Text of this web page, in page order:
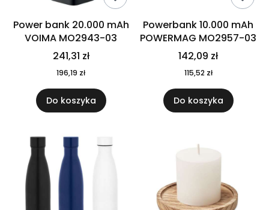
Power bank 20.000 mAh
VOIMA MO2943-03
241,31 zł
196,19 zł
Do koszyka
Powerbank 10.000 mAh
POWERMAG MO2957-03
142,09 zł
115,52 zł
Do koszyka